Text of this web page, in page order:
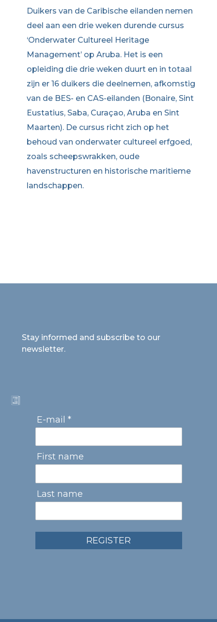
Duikers van de Caribische eilanden nemen
deel aan een drie weken durende cursus
‘Onderwater Cultureel Heritage
Management’ op Aruba. Het is een
opleiding die drie weken duurt en in totaal
zijn er 16 duikers die deelnemen, afkomstig
van de BES- en CAS-eilanden (Bonaire, Sint
Eustatius, Saba, Curaçao, Aruba en Sint
Maarten). De cursus richt zich op het
behoud van onderwater cultureel erfgoed,
zoals scheepswrakken, oude
havenstructuren en historische maritieme
landschappen.
Stay informed and subscribe to our
newsletter.
E-mail *
First name
Last name
REGISTER